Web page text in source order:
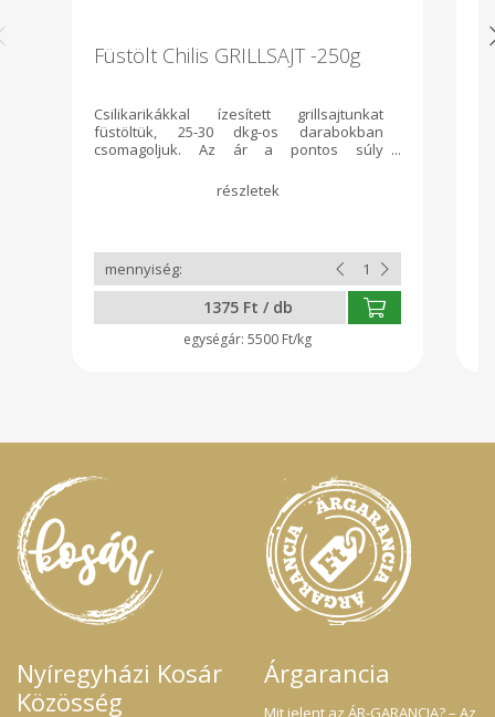
Füstölt Chilis GRILLSAJT -250g
Csilikarikákkal ízesített grillsajtunkat
füstöltük, 25-30 dkg-os darabokban
csomagoljuk. Az ár a pontos súly
hőkezelt, nyers, tehéntej, só, ecet, csili, füst
1375 Ft / db
5500 Ft/kg
Nyíregyházi Kosár
Közösség
Árgarancia
Mit jelent az ÁR-GARANCIA? – Az